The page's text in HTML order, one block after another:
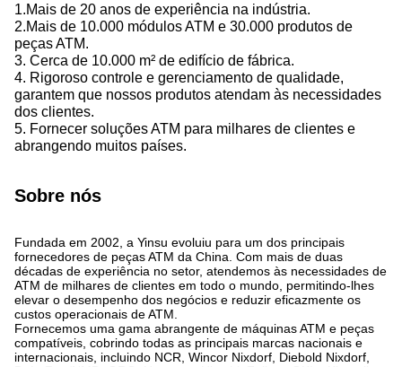
1.Mais de 20 anos de experiência na indústria.
2.Mais de 10.000 módulos ATM e 30.000 produtos de
peças ATM.
3. Cerca de 10.000 m² de edifício de fábrica.
4. Rigoroso controle e gerenciamento de qualidade,
garantem que nossos produtos atendam às necessidades
dos clientes.
5. Fornecer soluções ATM para milhares de clientes e
abrangendo muitos países.
Sobre nós
Fundada em 2002, a Yinsu evoluiu para um dos principais
fornecedores de peças ATM da China. Com mais de duas
décadas de experiência no setor, atendemos às necessidades de
ATM de milhares de clientes em todo o mundo, permitindo-lhes
elevar o desempenho dos negócios e reduzir eficazmente os
custos operacionais de ATM.
Fornecemos uma gama abrangente de máquinas ATM e peças
compatíveis, cobrindo todas as principais marcas nacionais e
internacionais, incluindo NCR, Wincor Nixdorf, Diebold Nixdorf,